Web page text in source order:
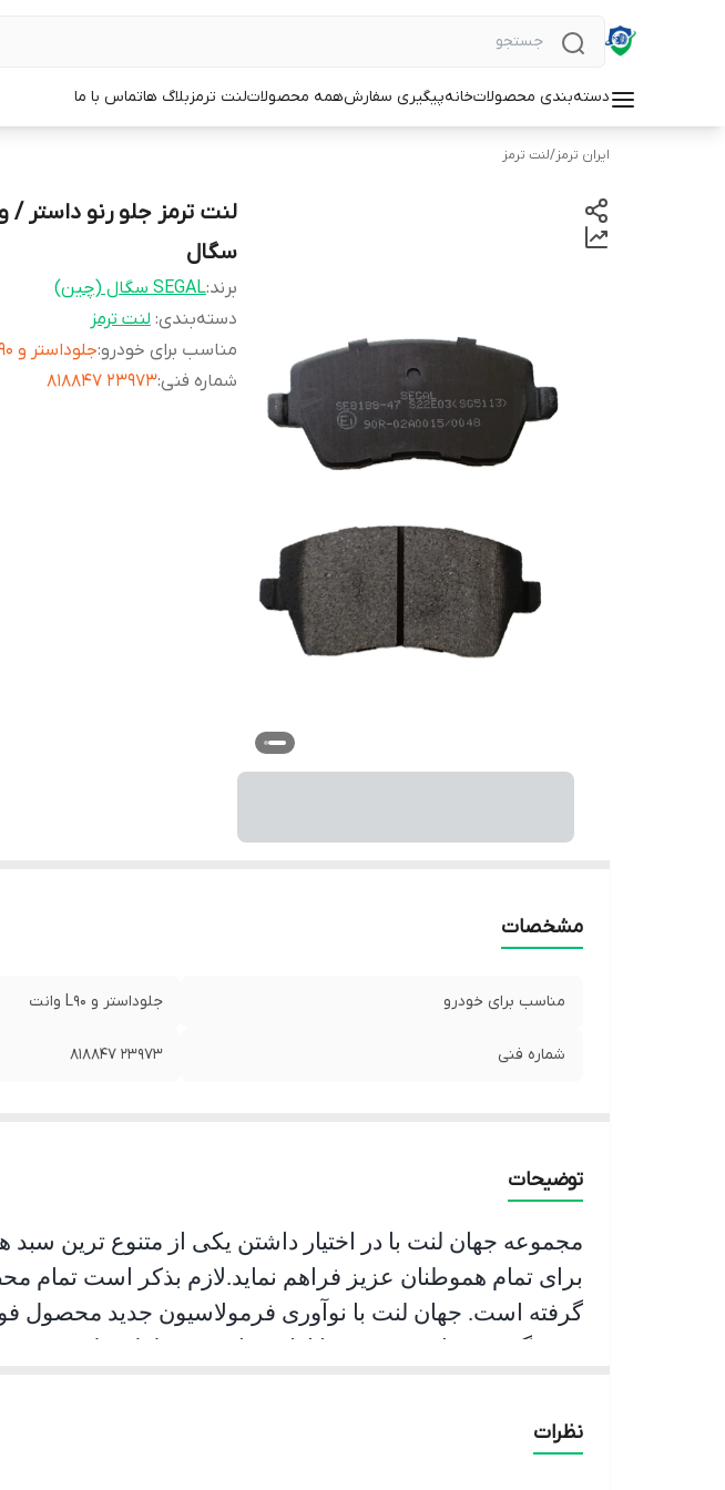
دسته‌بندی محصولاتخانهپیگیری سفارشهمه محصولاتلنت ترمزبلاگ هاتماس با ما
ایران ترمز/لنت ترمز
سگال
برند:SEGAL سگال (چین)
دسته‌بندی: لنت ترمز
مناسب برای خودرو:جلوداستر و L90 وانت
شماره فنی:
23973 818847
مشخصات
مناسب برای خودرو جلوداستر و L90 وانت
شماره فنی 23973 818847
توضیحات
مجموعه جهان لنت با در اختیار داشتن یکی از متنوع ترین
برای تمام هموطنان عزیز فراهم نماید.لازم بذکر است تمام
گرفته است. جهان لنت با نوآوری فرمولاسیون جدید محصول
جشمگیر و رضایت بخشی را ارائه نماید. محصلول تولید
اقدام به ترمز گیری می نماید.
نظرات